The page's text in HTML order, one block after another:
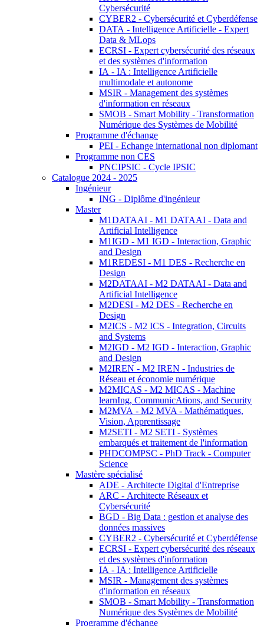
Cybersécurité
CYBER2 - Cybersécurité et Cyberdéfense
DATA - Intelligence Artificielle - Expert
Data & MLops
ECRSI - Expert cybersécurité des réseaux
et des systèmes d'information
IA - IA : Intelligence Artificielle
multimodale et autonome
MSIR - Management des systèmes
d'information en réseaux
SMOB - Smart Mobility - Transformation
Numérique des Systèmes de Mobilité
Programme d'échange
PEI - Echange international non diplomant
Programme non CES
PNCIPSIC - Cycle IPSIC
Catalogue 2024 - 2025
Ingénieur
ING - Diplôme d'ingénieur
Master
M1DATAAI - M1 DATAAI - Data and
Artificial Intelligence
M1IGD - M1 IGD - Interaction, Graphic
and Design
M1REDESI - M1 DES - Recherche en
Design
M2DATAAI - M2 DATAAI - Data and
Artificial Intelligence
M2DESI - M2 DES - Recherche en
Design
M2ICS - M2 ICS - Integration, Circuits
and Systems
M2IGD - M2 IGD - Interaction, Graphic
and Design
M2IREN - M2 IREN - Industries de
Réseau et économie numérique
M2MICAS - M2 MICAS - Machine
learnIng, CommunicAtions, and Security
M2MVA - M2 MVA - Mathématiques,
Vision, Apprentissage
M2SETI - M2 SETI - Systèmes
embarqués et traitement de l'information
PHDCOMPSC - PhD Track - Computer
Science
Mastère spécialisé
ADE - Architecte Digital d'Entreprise
ARC - Architecte Réseaux et
Cybersécurité
BGD - Big Data : gestion et analyse des
données massives
CYBER2 - Cybersécurité et Cyberdéfense
ECRSI - Expert cybersécurité des réseaux
et des systèmes d'information
IA - IA : Intelligence Artificielle
MSIR - Management des systèmes
d'information en réseaux
SMOB - Smart Mobility - Transformation
Numérique des Systèmes de Mobilité
Programme d'échange